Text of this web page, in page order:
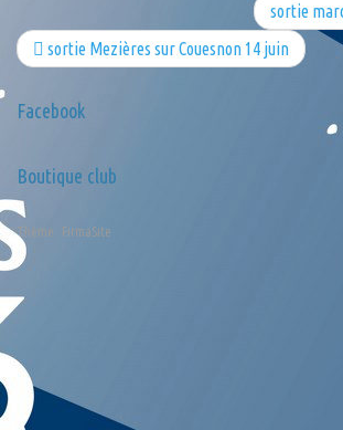
sortie
sortie Mezières sur Couesnon 14 juin
Facebook
Boutique club
Thème : FirmaSite